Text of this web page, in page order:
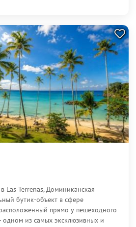
Las Terrenas, Доминиканская
бутик-объект в сфере
прямо у пешеходного
из самых эксклюзивных и